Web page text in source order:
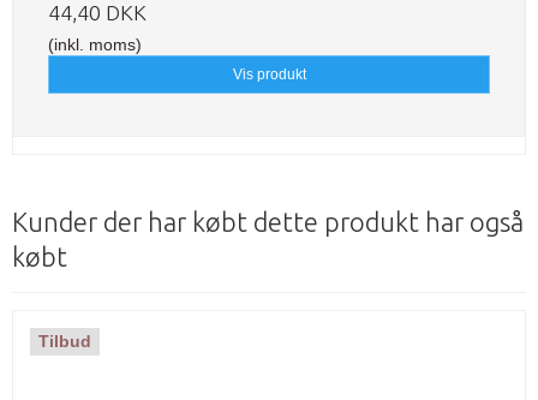
44,40 DKK
(inkl. moms)
Vis produkt
Kunder der har købt dette produkt har også
købt
Tilbud